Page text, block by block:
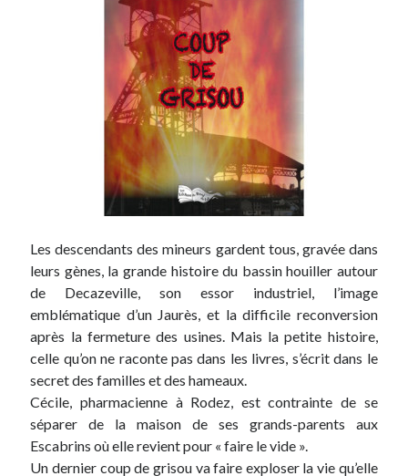
La Fiancée du barrage
Les Loups de Saint-Chély
La cousinade à Tournemire
Les Sirènes du lac
: La Faute de Lucien Feugerolles
Les descendants des mineurs gardent tous, gravée dans
leurs gènes, la grande histoire du bassin houiller autour
de Decazeville, son essor industriel, l’image
emblématique d’un Jaurès, et la difficile reconversion
après la fermeture des usines. Mais la petite histoire,
celle qu’on ne raconte pas dans les livres, s’écrit dans le
secret des familles et des hameaux.
Cécile, pharmacienne à Rodez, est contrainte de se
séparer de la maison de ses grands-parents aux
Escabrins où elle revient pour « faire le vide ».
Un dernier coup de grisou va faire exploser la vie qu’elle